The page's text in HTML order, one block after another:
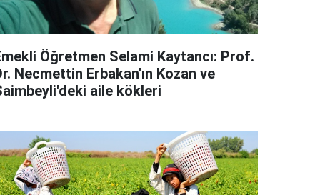
Öğretmen Selami Kaytancı: Prof.
Necmettin Erbakan'ın Kozan ve
aile kökleri